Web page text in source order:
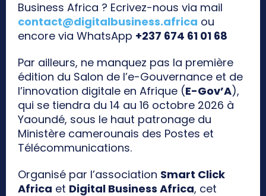
Business Africa ? Ecrivez-nous via mail
contact@digitalbusiness.africa ou
encore via WhatsApp +237 674 61 01 68
Par ailleurs, ne manquez pas la première
édition du Salon de l’e-Gouvernance et de
l’innovation digitale en Afrique (E-Gov’A),
qui se tiendra du 14 au 16 octobre 2026 à
Yaoundé, sous le haut patronage du
Ministère camerounais des Postes et
Télécommunications.
Organisé par l’association Smart Click
Africa et Digital Business Africa, cet